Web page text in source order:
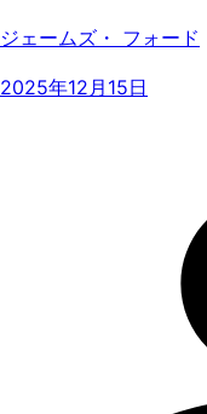
ジェームズ・ フォード
2025年12月15日